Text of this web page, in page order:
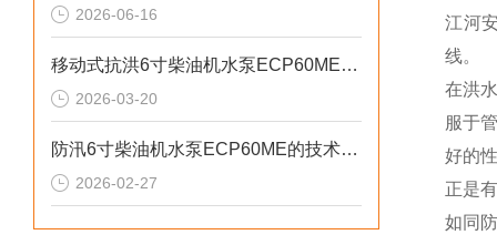
2026-06-16
移动式抗洪6寸柴油机水泵ECP60ME产品介绍
2026-03-20
防汛6寸柴油机水泵ECP60ME的技术参数
2026-02-27
江河
线。
在洪
服于
好的
正是
如同